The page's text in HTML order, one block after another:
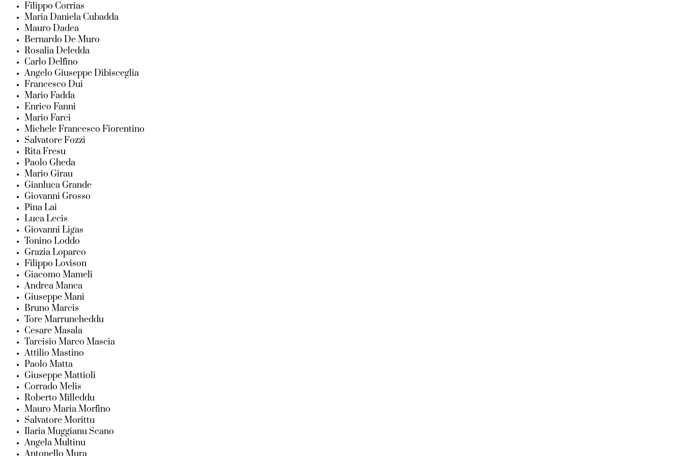
Filippo Corrias
Maria Daniela Cubadda
Mauro Dadea
Bernardo De Muro
Rosalia Deledda
Carlo Delfino
Angelo Giuseppe Dibisceglia
Francesco Dui
Mario Fadda
Enrico Fanni
Mario Farci
Michele Francesco Fiorentino
Salvatore Fozzi
Rita Fresu
Paolo Gheda
Mario Girau
Gianluca Grande
Giovanni Grosso
Pina Lai
Luca Lecis
Giovanni Ligas
Tonino Loddo
Grazia Loparco
Filippo Lovison
Giacomo Mameli
Andrea Manca
Giuseppe Mani
Bruno Marcis
Tore Marruncheddu
Cesare Masala
Tarcisio Marco Mascia
Attilio Mastino
Paolo Matta
Giuseppe Mattioli
Corrado Melis
Roberto Milleddu
Mauro Maria Morfino
Salvatore Morittu
Ilaria Muggianu Scano
Angela Multinu